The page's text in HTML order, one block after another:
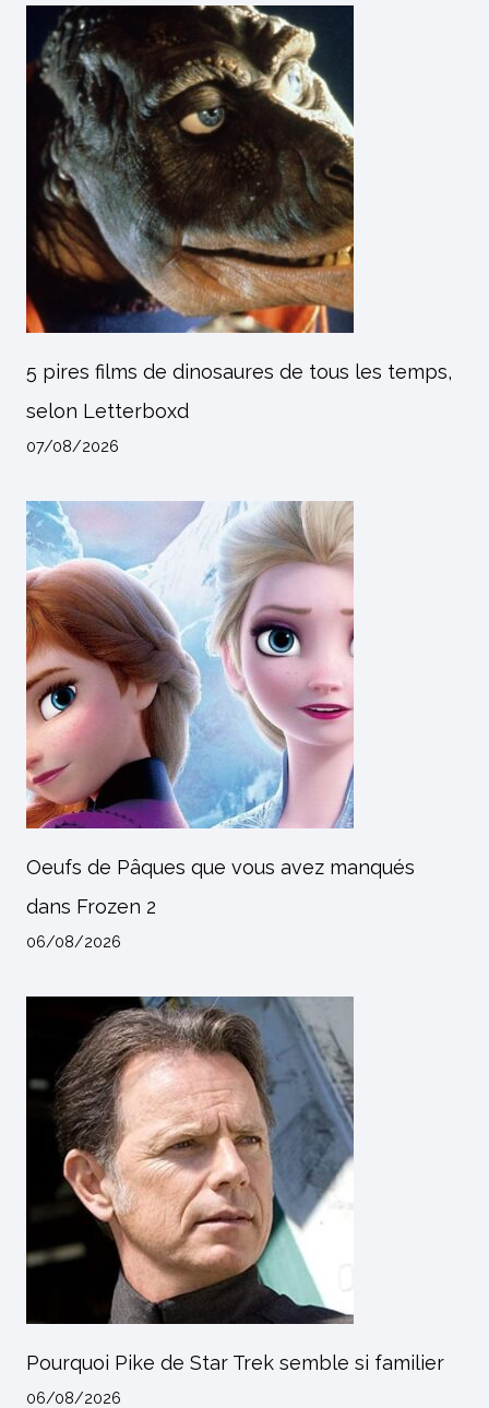
5 pires films de dinosaures de tous les temps,
selon Letterboxd
07/08/2026
Oeufs de Pâques que vous avez manqués
dans Frozen 2
06/08/2026
Pourquoi Pike de Star Trek semble si familier
06/08/2026